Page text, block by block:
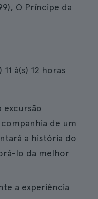
O Príncipe da
à(s) 12 horas
excursão
de um
a história do
lo da melhor
a experiência